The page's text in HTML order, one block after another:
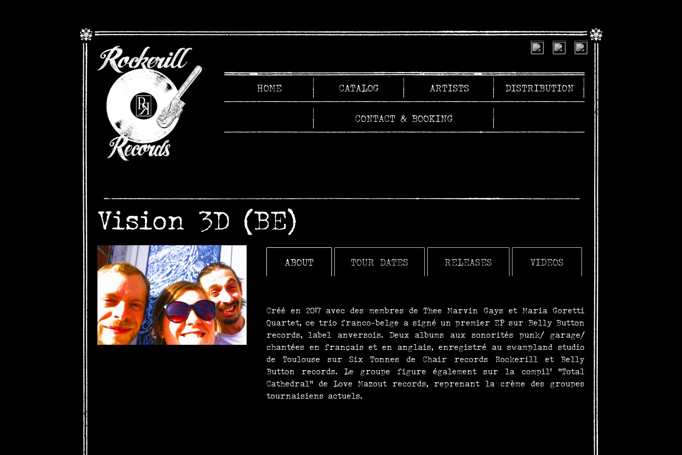
HOME CATALOG ARTISTS DISTRIBUTION
CONTACT & BOOKING
Vision 3D (BE)
ABOUT TOUR DATES RELEASES VIDEOS
Créé en 2017 avec des membres de Thee Marvin Gays et Maria Goretti
Quartet, ce trio franco-belge a signé un premier EP sur Belly Button
records, label anversois. Deux albums aux sonorités punk/ garage/
chantées en français et en anglais, enregistré au swampland studio
de Toulouse sur Six Tonnes de Chair records Rockerill et Belly
Button records. Le groupe figure également sur la compil' "Total
Cathedral" de Love Mazout records, reprenant la crème des groupes
tournaisiens actuels.